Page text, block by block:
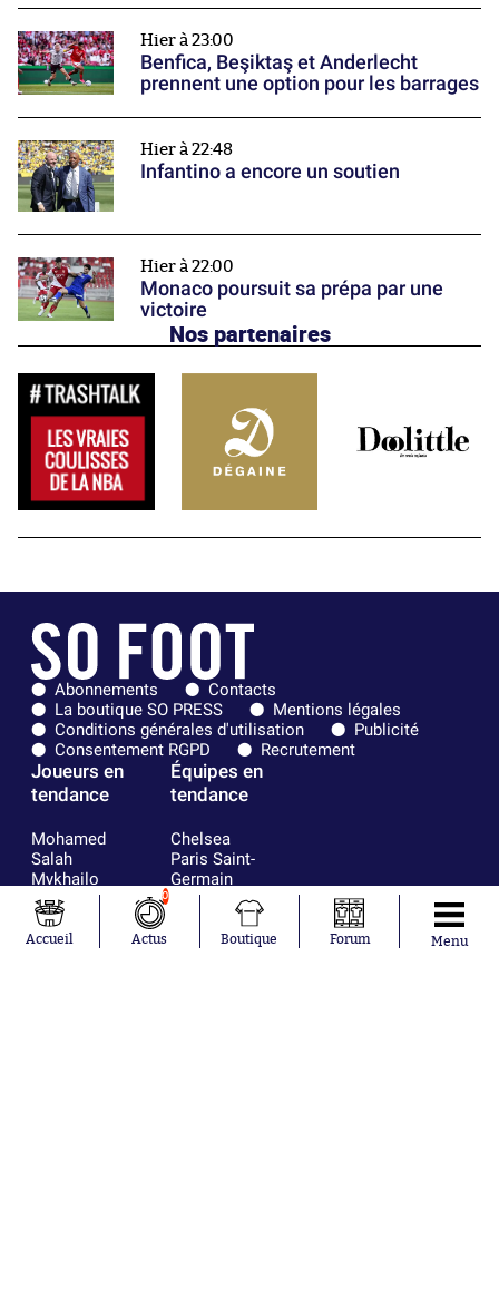
Hier à 23:00
Benfica, Beşiktaş et Anderlecht
prennent une option pour les barrages
Hier à 22:48
Infantino a encore un soutien
Hier à 22:00
Monaco poursuit sa prépa par une
victoire
Nos partenaires
Abonnements
Contacts
La boutique SO PRESS
Mentions légales
Conditions générales d'utilisation
Publicité
Consentement RGPD
Recrutement
Joueurs en
tendance
Mohamed
Salah
Mykhailo
Mudryk
Neymar
Khalis Merah
Équipes en
tendance
Chelsea
Paris Saint-
Germain
Bordeaux
Olympique
lyonnais
Accueil
0
Actus Boutique Forum Menu